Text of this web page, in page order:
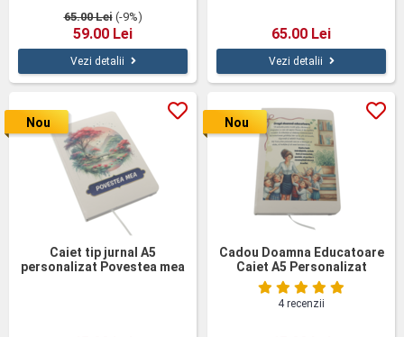
65.00 Lei(-9%)
59.00 Lei
Vezi detalii
65.00 Lei
Vezi detalii
Caiet tip jurnal A5
personalizat Povestea mea
Nou
Cadou Doamna Educatoare
Caiet A5 Personalizat
4 recenzii
Nou